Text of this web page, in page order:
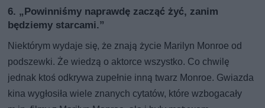
6. „Powinniśmy naprawdę zacząć żyć, zanim
będziemy starcami.”
Niektórym wydaje się, że znają życie Marilyn Monroe od
podszewki. Że wiedzą o aktorce wszystko. Co chwilę
jednak ktoś odkrywa zupełnie inną twarz Monroe. Gwiazda
kina wygłosiła wiele znanych cytatów, które wzbogacały